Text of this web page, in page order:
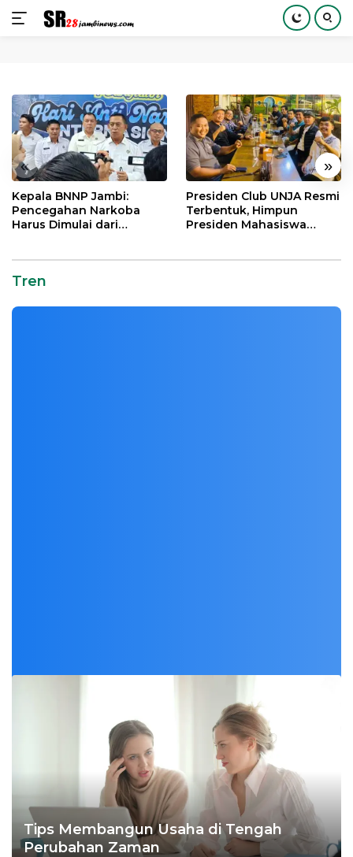
konten
« »
Kepala BNNP Jambi:
Pencegahan Narkoba
Harus Dimulai dari
Presiden Club UNJA Resmi
Terbentuk, Himpun
Presiden Mahasiswa
Tren
Tips Membangun Usaha di Tengah
Perubahan Zaman